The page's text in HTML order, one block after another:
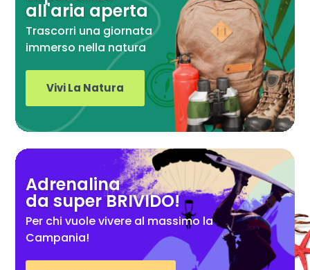
all'aria aperta
Trascorri una giornata
immerso nella natura
Vivi La Natura
Adrenalina
da super BRIVIDO!
Per chi vuole vivere al massimo la
Campania!